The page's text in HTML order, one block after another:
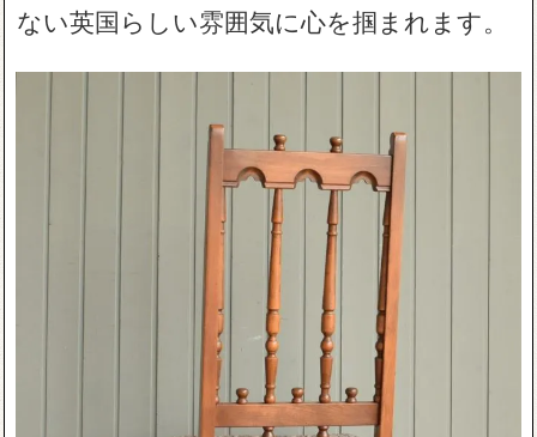
ない英国らしい雰囲気に心を掴まれます。